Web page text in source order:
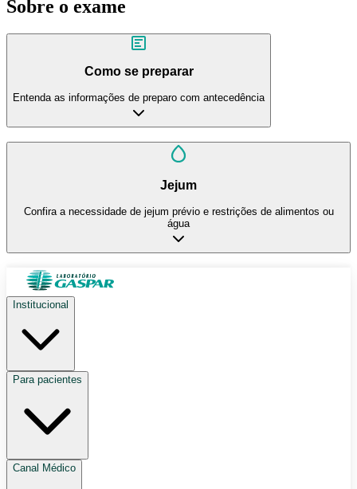
Sobre o exame
Como se preparar
Entenda as informações de preparo com antecedência
Jejum
Confira a necessidade de jejum prévio e restrições de alimentos ou
água
Institucional
Para pacientes
Canal Médico